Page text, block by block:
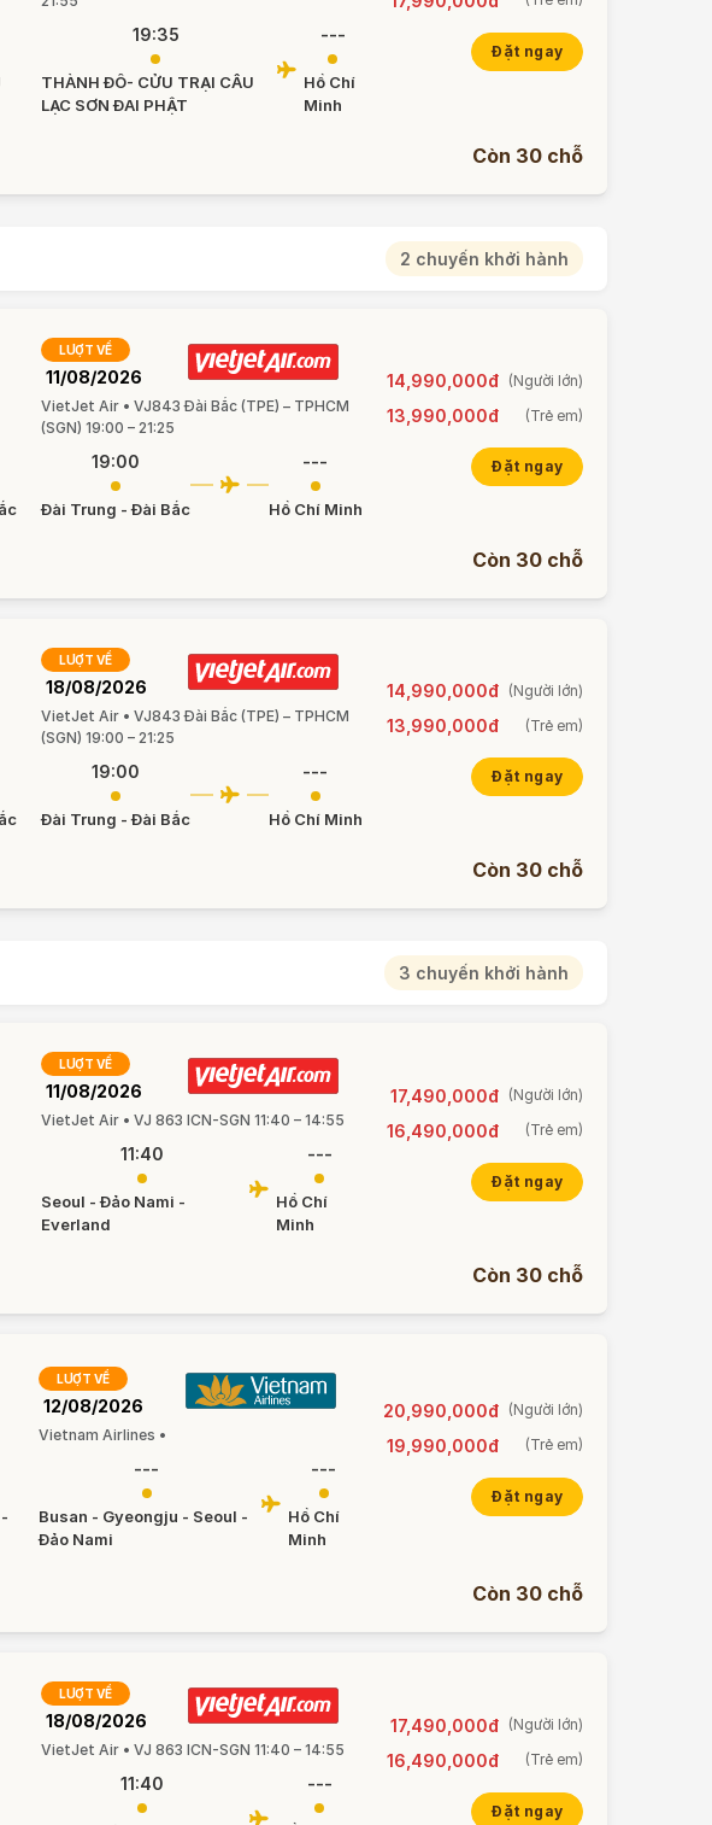
19:35
THÀNH ĐÔ- CỬU TRẠI CÂU
LẠC SƠN ĐAI PHẬT
---
Hồ Chí
Minh
Đặt ngay
Còn 30 chỗ
2 chuyến khởi hành
LƯỢT VỀ
11/08/2026
VietJet Air • VJ843 Ðài Bắc (TPE) – TPHCM
(SGN) 19:00 – 21:25
19:00
Đài Trung - Đài Bắc
---
Hồ Chí Minh
14,990,000đ (Người lớn)
13,990,000đ (Trẻ em)
Đặt ngay
Còn 30 chỗ
LƯỢT VỀ
18/08/2026
VietJet Air • VJ843 Ðài Bắc (TPE) – TPHCM
(SGN) 19:00 – 21:25
19:00
Đài Trung - Đài Bắc
---
Hồ Chí Minh
14,990,000đ (Người lớn)
13,990,000đ (Trẻ em)
Đặt ngay
Còn 30 chỗ
3 chuyến khởi hành
LƯỢT VỀ
11/08/2026
VietJet Air • VJ 863 ICN-SGN 11:40 – 14:55
11:40
Seoul - Đảo Nami -
Everland
---
Hồ Chí
Minh
17,490,000đ (Người lớn)
16,490,000đ (Trẻ em)
Đặt ngay
Còn 30 chỗ
LƯỢT VỀ
12/08/2026
Vietnam Airlines •
---
Busan - Gyeongju - Seoul -
Đảo Nami
---
Hồ Chí
Minh
20,990,000đ (Người lớn)
19,990,000đ (Trẻ em)
Đặt ngay
Còn 30 chỗ
LƯỢT VỀ
18/08/2026
VietJet Air • VJ 863 ICN-SGN 11:40 – 14:55
11:40 ---
17,490,000đ (Người lớn)
16,490,000đ (Trẻ em)
Đặt ngay